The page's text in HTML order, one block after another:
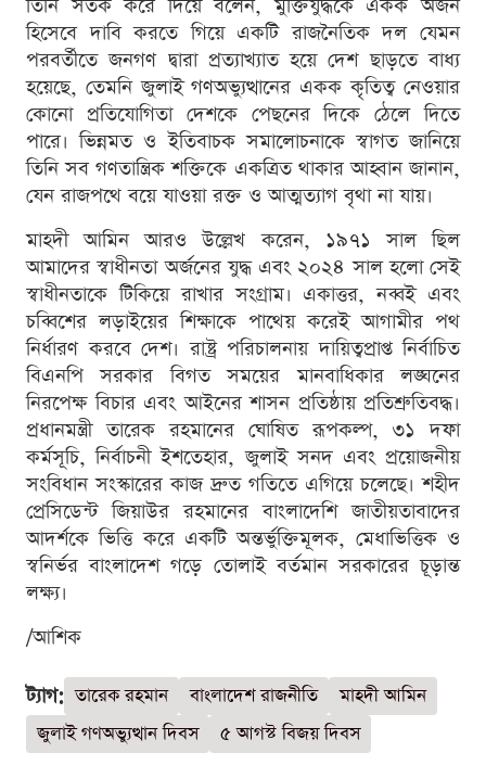
তিনি সতর্ক করে দিয়ে বলেন, মুক্তিযুদ্ধকে একক অর্জন
হিসেবে দাবি করতে গিয়ে একটি রাজনৈতিক দল যেমন
পরবর্তীতে জনগণ দ্বারা প্রত্যাখ্যাত হয়ে দেশ ছাড়তে বাধ্য
হয়েছে, তেমনি জুলাই গণঅভ্যুত্থানের একক কৃতিত্ব নেওয়ার
কোনো প্রতিযোগিতা দেশকে পেছনের দিকে ঠেলে দিতে
পারে। ভিন্নমত ও ইতিবাচক সমালোচনাকে স্বাগত জানিয়ে
তিনি সব গণতান্ত্রিক শক্তিকে একত্রিত থাকার আহ্বান জানান,
যেন রাজপথে বয়ে যাওয়া রক্ত ও আত্মত্যাগ বৃথা না যায়।
মাহদী আমিন আরও উল্লেখ করেন, ১৯৭১ সাল ছিল
আমাদের স্বাধীনতা অর্জনের যুদ্ধ এবং ২০২৪ সাল হলো সেই
স্বাধীনতাকে টিকিয়ে রাখার সংগ্রাম। একাত্তর, নব্বই এবং
চব্বিশের লড়াইয়ের শিক্ষাকে পাথেয় করেই আগামীর পথ
নির্ধারণ করবে দেশ। রাষ্ট্র পরিচালনায় দায়িত্বপ্রাপ্ত নির্বাচিত
বিএনপি সরকার বিগত সময়ের মানবাধিকার লঙ্ঘনের
নিরপেক্ষ বিচার এবং আইনের শাসন প্রতিষ্ঠায় প্রতিশ্রুতিবদ্ধ।
প্রধানমন্ত্রী তারেক রহমানের ঘোষিত রূপকল্প, ৩১ দফা
কর্মসূচি, নির্বাচনী ইশতেহার, জুলাই সনদ এবং প্রয়োজনীয়
সংবিধান সংস্কারের কাজ দ্রুত গতিতে এগিয়ে চলেছে। শহীদ
প্রেসিডেন্ট জিয়াউর রহমানের বাংলাদেশি জাতীয়তাবাদের
আদর্শকে ভিত্তি করে একটি অন্তর্ভুক্তিমূলক, মেধাভিত্তিক ও
স্বনির্ভর বাংলাদেশ গড়ে তোলাই বর্তমান সরকারের চূড়ান্ত
লক্ষ্য।
/আশিক
ট্যাগ: তারেক রহমান বাংলাদেশ রাজনীতি
মাহদী আমিন
জুলাই গণঅভ্যুত্থান দিবস
৫ আগস্ট বিজয় দিবস